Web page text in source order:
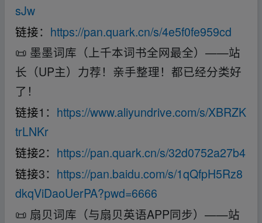
sJw
链接： https://pan.quark.cn/s/4e5f0fe959cd
📜 墨墨词库（上千本词书全网最全）——站
长（UP主）力荐！亲手整理！都已经分类好
了！
链接1： https://www.aliyundrive.com/s/XBRZK
trLNKr
链接2： https://pan.quark.cn/s/32d0752a27b4
链接3： https://pan.baidu.com/s/1qQfpH5Rz8
dkqViDaoUerPA?pwd=6666
📜 扇贝词库（与扇贝英语APP同步）——站